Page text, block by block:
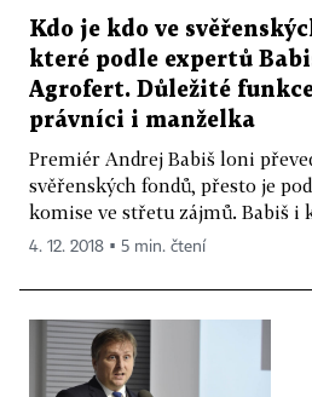
Kdo je kdo ve
které podle expertů
Agrofert. Důležité
právníci i manželka
Premiér Andrej Babiš loni
svěřenských fondů, přesto je
komise ve střetu zájmů. Babiš i
4. 12. 2018 ▪ 5 min. čtení